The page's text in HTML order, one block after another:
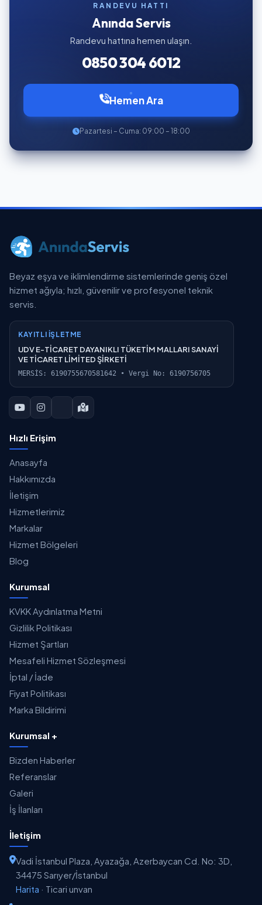
RANDEVU HATTI
Anında Servis
Randevu hattına hemen ulaşın.
0850 304 6012
Hemen Ara
Pazartesi – Cuma: 09:00 – 18:00
Beyaz eşya ve iklimlendirme sistemlerinde geniş özel
hizmet ağıyla; hızlı, güvenilir ve profesyonel teknik
servis.
KAYITLI İŞLETME
UDV E-TİCARET DAYANIKLI TÜKETİM MALLARI SANAYİ
VE TİCARET LİMİTED ŞİRKETİ
MERSİS: 6190755670581642 • Vergi No: 6190756705
Hızlı Erişim
Anasayfa
Hakkımızda
İletişim
Hizmetlerimiz
Markalar
Hizmet Bölgeleri
Blog
Kurumsal
KVKK Aydınlatma Metni
Gizlilik Politikası
Hizmet Şartları
Mesafeli Hizmet Sözleşmesi
İptal / İade
Fiyat Politikası
Marka Bildirimi
Kurumsal +
Bizden Haberler
Referanslar
Galeri
İş İlanları
İletişim
Vadi İstanbul Plaza, Ayazağa, Azerbaycan Cd. No: 3D,
34475 Sarıyer/İstanbul
Harita · Ticari unvan